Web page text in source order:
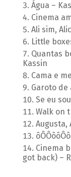
Água –
Cinema
Ali sim,
Little
Quantas
Kassin
Cama e
Garoto de
Se eu
Walk on
Augusta,
Cinema
got back) –